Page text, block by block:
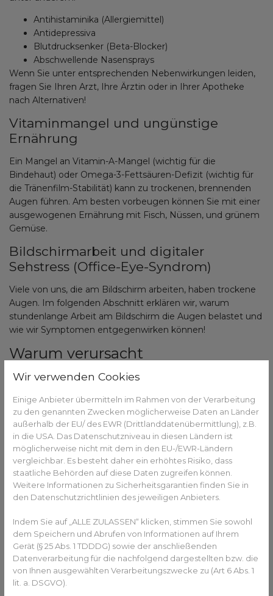
Antihistaminika (Allergiemittel)
Antidepressiva
Blutdrucksenker (Beta-Blocker)
Abschwellende Nasensprays
Wenn Sie unter entsprechenden Nebenwirkungen leiden,
fragen Sie Ihren Arzt, Ihre Ärztin oder in Ihrer Apotheke
nach Alternativen!
Vitaminmangel und ungünstige
Ernährung
Ein Mangel an Vitamin-A-Mangel (wichtig für die
Bindehaut) oder Omega-3-Fettsäuren-Defizit (wichtig für
die Tränenfilm-Stabilität) kann zu trockenen, brennenden
Augen führen. Am besten vorbeugen können Sie mit einer
ausgewogenen Ernährung mit Fisch, Nüssen, und grünem
Gemüse.
Bildschirmarbeit und digitaler
Sehstress (Office-Eye-Syndrom)
Viele von uns, die am Bildschirm arbeiten, haben trockene
Augen. Im folgenden Abschnitt erklären wir, warum
stundenlange Arbeit am Bildschirm die Augen belastet und
wie wir Symptomen entgegenwirken können!
Warum verursacht
Bildschirmarbeit trockene Augen?
Ob Homeoffice, stundenlanges Scrollen am Smartphone
oder abendliche Netflix-Marathons – unsere Augen sind
heute stärker belastet denn je. Viele Menschen klagen über
brennende, kratzende oder müde Augen, ohne zu wissen,
dass dahinter oft das „Office-Eye-Syndrom“ steckt.
Was ist das Office-Eye-Syndrom?
Das Office-Eye-Syndrom (auch Büro-Augen-Syndrom oder
Augenbeschwerden, die durch langes Arbeiten am
Bildschirm entstehen. Typische Symptome sind:
Trockenheit & Brennen
Rötungen
Kratzgefühl (wie ein Sandkorn im Auge)
Wir verwenden Cookies
Einige Anbieter übermitteln im Rahmen von der Verarbeitung
zu den genannten Zwecken möglicherweise Daten an Länder
außerhalb der EU/ des EWR (Drittlanddatenübermittlung), z.B.
in die USA. Das Datenschutzniveau in diesen Ländern ist
möglicherweise nicht mit dem in den EU-/EWR-Ländern
vergleichbar. Es besteht daher ein erhöhtes Risiko, dass
staatliche Behörden auf diese Daten zugreifen können.
Weitere Informationen zu Sicherheitsgarantien finden Sie in
den Datenschutzrichtlinien des jeweiligen Anbieters.
Indem Sie auf „ALLE ZULASSEN“ klicken, stimmen Sie sowohl
dem Speichern und Abrufen von Informationen auf Ihrem
Gerät (§ 25 Abs. 1 TDDDG) sowie der anschließenden
Datenverarbeitung für die nachfolgend dargestellten bzw. die
von Ihnen ausgewählten Verarbeitungszwecke zu (Art 6 Abs. 1
lit. a. DSGVO).